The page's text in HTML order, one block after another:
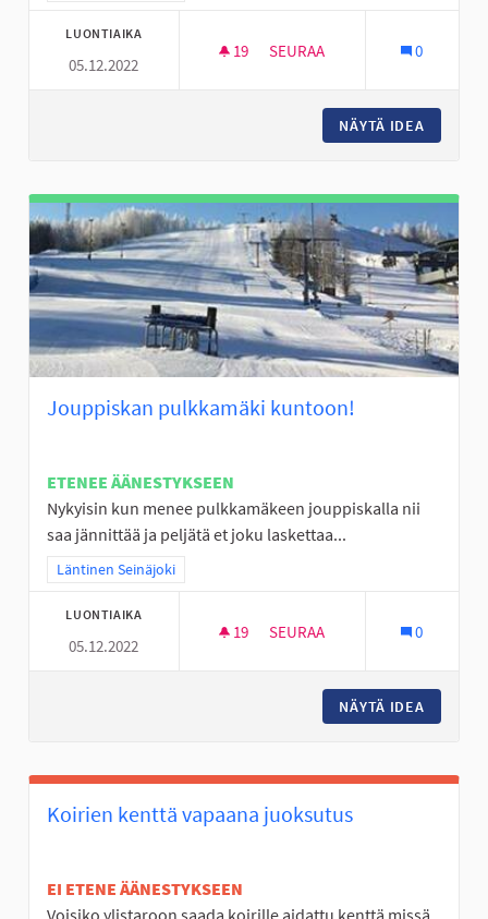
LUONTIAIKA
05.12.2022
19 19 SEURAAJAA
SEURAA 0
NÄYTÄ IDEA
Jouppiskan pulkkamäki kuntoon!
ETENEE ÄÄNESTYKSEEN
Nykyisin kun menee pulkkamäkeen jouppiskalla nii
saa jännittää ja peljätä et joku laskettaa...
Rajaa tulokset teeman mukaan: Läntinen Seinäjoki
Läntinen Seinäjoki
LUONTIAIKA
05.12.2022
19 19 SEURAAJAA
SEURAA 0
NÄYTÄ IDEA
Koirien kenttä vapaana juoksutus
EI ETENE ÄÄNESTYKSEEN